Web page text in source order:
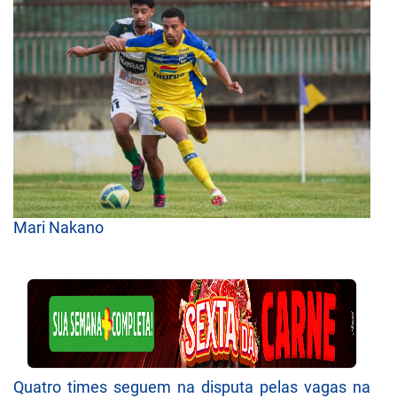
Mari Nakano
Quatro times seguem na disputa pelas vagas na